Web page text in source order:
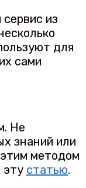
из
для
сами
Не
знаний или
методом
эту статью.